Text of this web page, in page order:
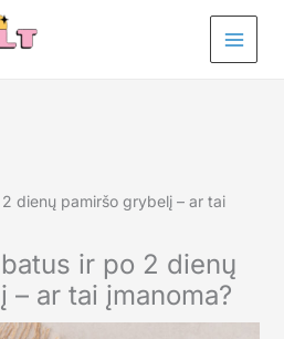
dienų pamiršo grybelį – ar tai
ir po 2 dienų
ar tai įmanoma?